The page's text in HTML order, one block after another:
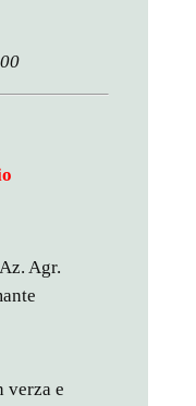
Agr.
verza e